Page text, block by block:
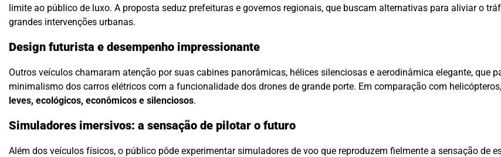
limite ao público de luxo. A proposta seduz prefeituras e governos regionais, que buscam alternativas para aliviar o
grandes intervenções urbanas.
Design futurista e desempenho impressionante
Outros veículos chamaram atenção por suas cabines panorâmicas, hélices silenciosas e aerodinâmica elegante, que
minimalismo dos carros elétricos com a funcionalidade dos drones de grande porte. Em comparação com
leves, ecológicos, econômicos e silenciosos.
Simuladores imersivos: a sensação de pilotar o futuro
Além dos veículos físicos, o público pôde experimentar simuladores de voo que reproduzem fielmente a sensação de